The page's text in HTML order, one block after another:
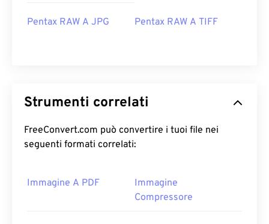
Pentax RAW A JPG Pentax RAW A TIFF
Strumenti correlati
FreeConvert.com può convertire i tuoi file nei
seguenti formati correlati:
Immagine A PDF
Immagine
Compressore